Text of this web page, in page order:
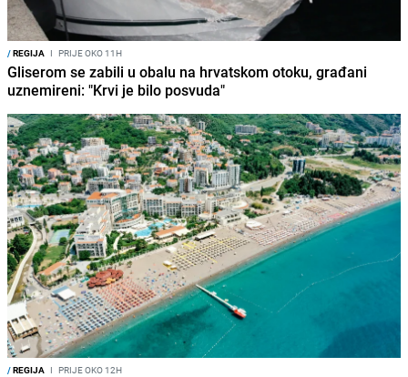
/REGIJA I PRIJE OKO 11H
Gliserom se zabili u obalu na hrvatskom otoku, građani
uznemireni: "Krvi je bilo posvuda"
/REGIJA I PRIJE OKO 12H